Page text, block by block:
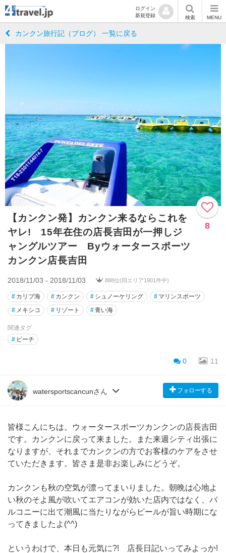
ログイン
新規登録
検索 MENU
カンクン旅行記（ブログ） 一覧に戻る
【カンクン発】カンクン来るならこれを
ヤレ! 15年在住の店長吉田が一押しジ
ャングルツアー Byウォータースポーツ
カンクン店長吉田
8
2018/11/03 - 2018/11/03 888位(同エリア1901件中)
# カリブ海 # カンクン # シュノーケリング # マリンスポーツ
# メキシコ # リゾート #青い海
関連タグ
# ビーチ
0 11
watersportscancunさん フォローする
皆様こんにちは。ウォータースポーツカンクンの店長吉田
です。カンクンに戻って来ました。また来週シティ出張に
なりますが、それまでカンクンの方でお客様のケアをさせ
ていただきます。皆さま是非お楽しみにどうぞ。
カンクンも秋の空気が漂ってまいりました。朝晩は心地よ
い秋のそよ風が吹いてエアコンが効いた店内ではなく、バ
ルコニーに出て潮風に当たりながらビールが旨い時期にな
ってきましたよ(^^)
というわけで、本日も元気に?! 店長日記いってみよっか!